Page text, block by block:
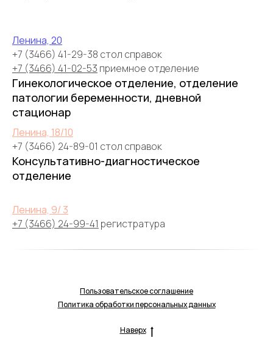
Ленина, 20
+7 (3466) 41-29-38 стол справок
+7 (3466) 41-02-53 приемное отделение
Гинекологическое отделение, отделение
патологии беременности, дневной
стационар
Ленина, 18/10
+7 (3466) 24-89-01 стол справок
Консультативно-диагностическое
отделение
Ленина, 9/ 3
+7 (3466) 24-99-41 регистратура
Пользовательское соглашение
Политика обработки персональных данных
Наверх